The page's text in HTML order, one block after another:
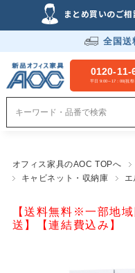
まとめ買いのご相
全国送
0120-11-
平日 9:00～17：00(祝祭
オフィス家具のAOC TOPへ
キャビネット・収納庫
【送料無料※一部地
送】【連結費込み】